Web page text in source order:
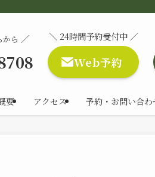
要 アクセス 予約・お問い合
ら ／ ＼ 24時間予約受付中 ／
Web予約